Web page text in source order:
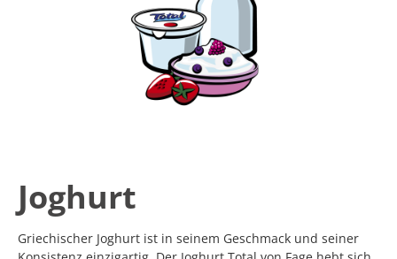
Joghurt
Griechischer Joghurt ist in seinem Geschmack und seiner